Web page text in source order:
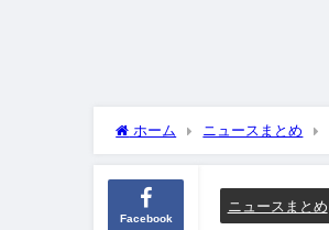
ホーム ニュースまとめ
Facebook
ニュースまとめ